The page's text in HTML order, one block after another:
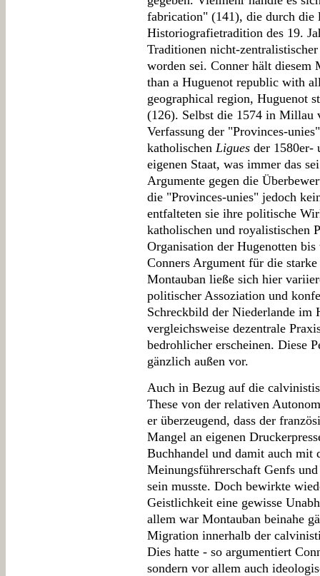
fabrication" (141), die durch
Historiografietradition des 19.
Traditionen nicht-
worden sei. Conner hält diesem
than a Huguenot republic with
geographical region, Huguenot
(126). Selbst die 1574 in Millau
Verfassung der "Provinces-
katholischen Ligues der 1580er-
eigenen Staat, was immer das
Argumente gegen die
die "Provinces-unies" jedoch
entfalteten sie ihre politische
katholischen und royalistischen
Organisation der Hugenotten
Conners Argument für die
Montauban ließe sich hier
politischer Assoziation und
Schreckbild der Niederlande im
vergleichsweise dezentrale
bedrohlicher erscheinen. Diese
gänzlich außen vor.
Auch in Bezug auf die
These von der relativen
er überzeugend, dass der
Mangel an eigenen
Buchhandel und damit auch mit
Meinungsführerschaft Genfs
sein musste. Doch bewirkte
Geistlichkeit eine gewisse
allem war Montauban beinahe
Migration innerhalb der
Dies hatte - so argumentiert
sondern vor allem auch